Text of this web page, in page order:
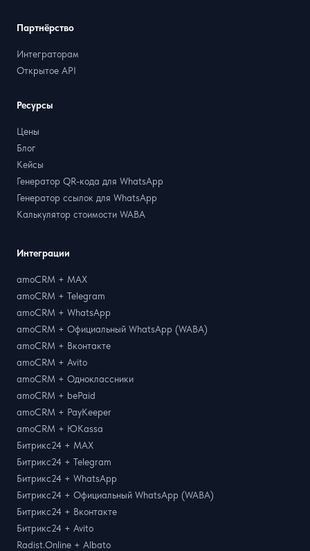
Интеграции
amoCRM + MAX
amoCRM + Telegram
amoCRM + WhatsApp
amoCRM + Официальный WhatsApp (WABA)
amoCRM + Вконтакте
amoCRM + Avito
amoCRM + Одноклассники
amoCRM + bePaid
amoCRM + PayKeeper
amoCRM + ЮKassa
Битрикс24 + MAX
Битрикс24 + Telegram
Битрикс24 + WhatsApp
Битрикс24 + Официальный WhatsApp (WABA)
Битрикс24 + Вконтакте
Битрикс24 + Avito
Radist.Online + Albato
Партнёрство
Интеграторам
Открытое API
Ресурсы
Цены
Блог
Кейсы
Генератор QR-кода для WhatsApp
Генератор ссылок для WhatsApp
Калькулятор стоимости WABA